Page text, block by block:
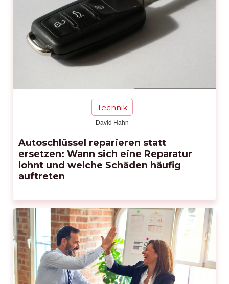
Technik
David Hahn
Autoschlüssel reparieren statt
ersetzen: Wann sich eine Reparatur
lohnt und welche Schäden häufig
auftreten